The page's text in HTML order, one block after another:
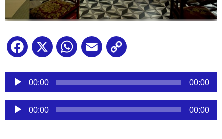
Facebook
X WhatsApp
Email
Reproductor
audio
00:00 00:00
Reproductor
de
00:00 00:00